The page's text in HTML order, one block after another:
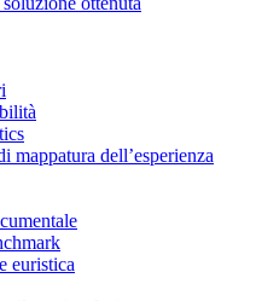
mappatura dell’esperienza
euristica